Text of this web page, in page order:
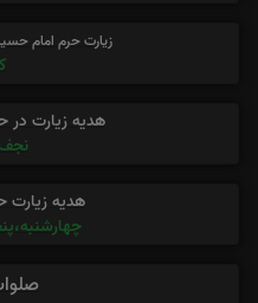
زیارت حرم امام
هدیه زیارت
هدیه زیارت